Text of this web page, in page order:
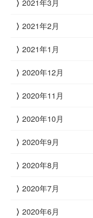
2021年3月
2021年2月
2021年1月
2020年12月
2020年11月
2020年10月
2020年9月
2020年8月
2020年7月
2020年6月